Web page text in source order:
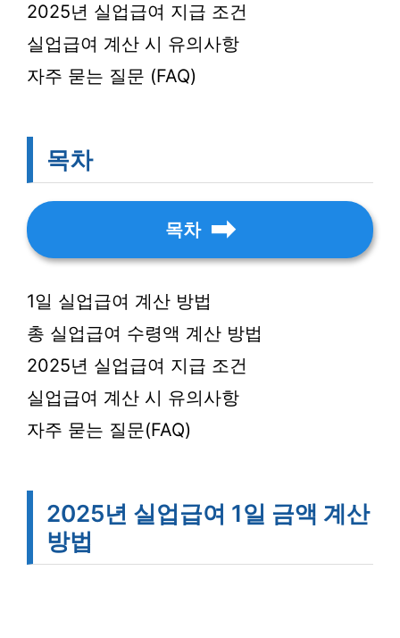
2025년 실업급여 지급 조건
실업급여 계산 시 유의사항
자주 묻는 질문 (FAQ)
목차
목차
1일 실업급여 계산 방법
총 실업급여 수령액 계산 방법
2025년 실업급여 지급 조건
실업급여 계산 시 유의사항
자주 묻는 질문(FAQ)
2025년 실업급여 1일 금액 계산
방법